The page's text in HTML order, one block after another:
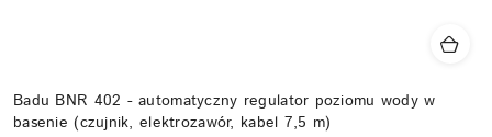
Badu BNR 402 - automatyczny regulator poziomu wody w
basenie (czujnik, elektrozawór, kabel 7,5 m)